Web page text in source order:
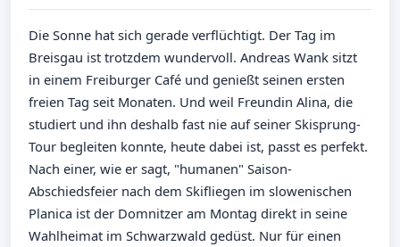
Die Sonne hat sich gerade verflüchtigt. Der Tag im
Breisgau ist trotzdem wundervoll. Andreas Wank sitzt
in einem Freiburger Café und genießt seinen ersten
freien Tag seit Monaten. Und weil Freundin Alina, die
studiert und ihn deshalb fast nie auf seiner Skisprung-
Tour begleiten konnte, heute dabei ist, passt es perfekt.
Nach einer, wie er sagt, "humanen" Saison-
Abschiedsfeier nach dem Skifliegen im slowenischen
Planica ist der Domnitzer am Montag direkt in seine
Wahlheimat im Schwarzwald gedüst. Nur für einen